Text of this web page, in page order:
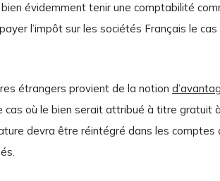
évidemment tenir une comptabilité
l’impôt sur les sociétés Français le cas
étrangers provient de la notion
où le bien serait attribué à titre gratuit
devra être réintégré dans les comptes